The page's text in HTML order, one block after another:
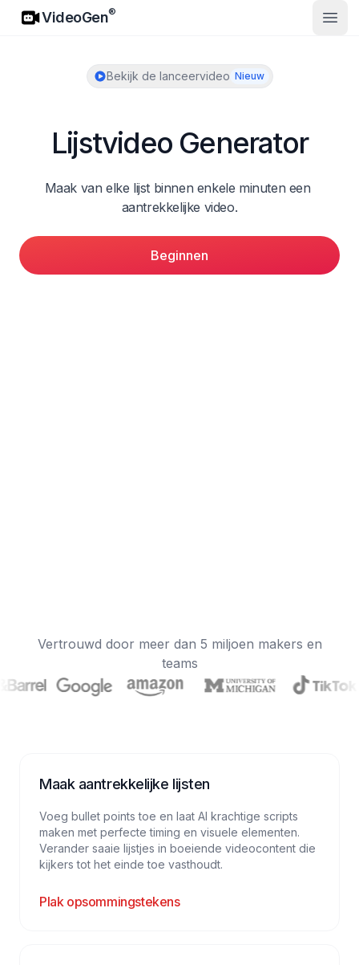
VideoGen
VideoGen®
Bekijk de lanceervideo Nieuw
Lijstvideo Generator
Maak van elke lijst binnen enkele minuten een
aantrekkelijke video.
Beginnen
Vertrouwd door meer dan 5 miljoen makers en
teams
Maak aantrekkelijke lijsten
Voeg bullet points toe en laat AI krachtige scripts
maken met perfecte timing en visuele elementen.
Verander saaie lijstjes in boeiende videocontent die
kijkers tot het einde toe vasthoudt.
Plak opsommingstekens